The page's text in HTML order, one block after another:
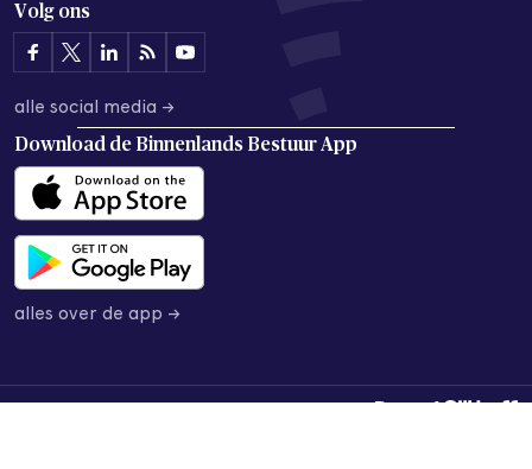
Volg ons
alle social media →
Download de Binnenlands Bestuur App
alles over de app →